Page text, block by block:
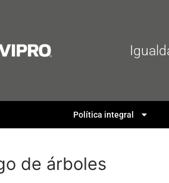
Política integral
de árboles